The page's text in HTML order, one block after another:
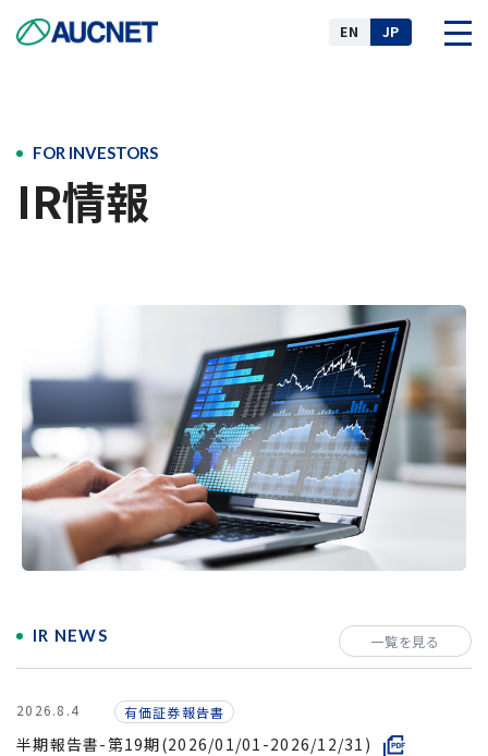
FOR INVESTORS
IR情報
IR NEWS
2026.8.4 有価証券報告書
半期報告書-第19期(2026/01/01-2026/12/31)
一覧を見る
EN JP
事業
IR情報
サステナビリティ
採用情報